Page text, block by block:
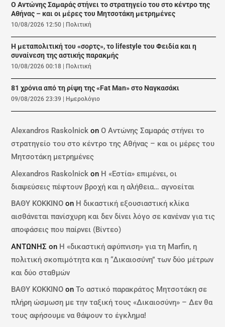
Ο Αντώνης Σαμαράς στήνει το στρατηγείο του στο κέντρο της
Αθήνας – και οι μέρες του Μητσοτάκη μετρημένες
10/08/2026 12:50 Πολιτική
Η μεταπολιτική του «σορτς», το lifestyle του Φειδία και η
συναίνεση της αστικής παρακμής
10/08/2026 00:18 Πολιτική
81 χρόνια από τη ρίψη της «Fat Man» στο Ναγκασάκι
09/08/2026 23:39 Ημερολόγιο
Alexandros Raskolnick onΟ Αντώνης Σαμαράς στήνει το
στρατηγείο του στο κέντρο της Αθήνας – και οι μέρες του
Μητσοτάκη μετρημένες
Alexandros Raskolnick on Η «Εστία» επιμένει, οι
διαψεύσεις πέφτουν βροχή και η αλήθεια… αγνοείται
ΒΑΘΥ ΚΟΚΚΙΝΟ on Η δικαστική εξουσιαστική κλίκα
αισθάνεται πανίσχυρη και δεν δίνει λόγο σε κανέναν για τις
αποφάσεις που παίρνει (Βίντεο)
ΑΝΤΩΝΗΣ on Η «δικαστική αφύπνιση» για τη Marfin, η
πολιτική σκοπιμότητα και η “Δικαιοσύνη” των δύο μέτρων
και δύο σταθμών
ΒΑΘΥ ΚΟΚΚΙΝΟ onΤο αστικό παρακράτος Μητσοτάκη σε
πλήρη ώσμωση με την ταξική τους «Δικαιοσύνη» – Δεν θα
τους αφήσουμε να θάψουν το έγκλημα!